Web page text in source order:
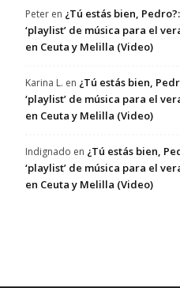
Peter en ¿Tú estás bien,
‘playlist’ de música para el
en Ceuta y Melilla (Video)
Karina L. en ¿Tú estás bien,
‘playlist’ de música para el
en Ceuta y Melilla (Video)
Indignado en ¿Tú estás bien,
‘playlist’ de música para el
en Ceuta y Melilla (Video)